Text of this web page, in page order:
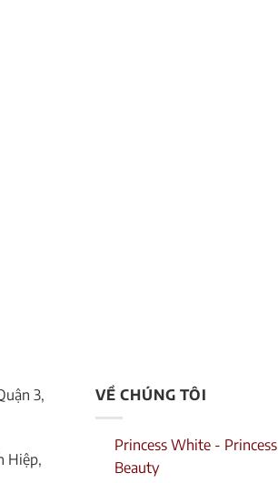
3,
Hiệp,
VỀ CHÚNG TÔI
Princess White - Princess
Beauty